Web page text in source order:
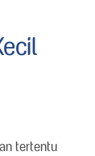
tertentu